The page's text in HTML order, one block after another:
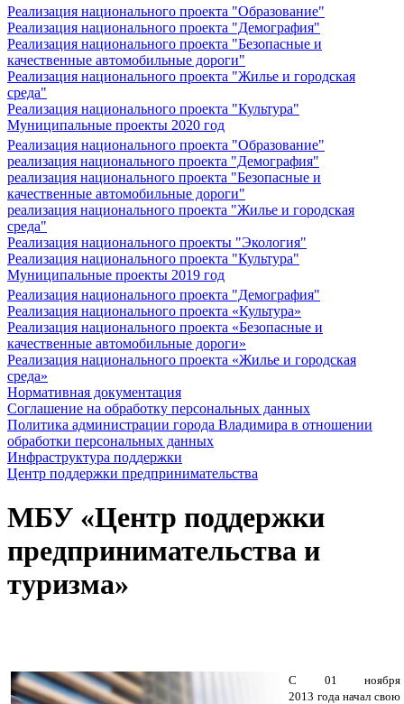
Реализация национального проекта "Образование"
Реализация национального проекта "Демография"
Реализация национального проекта "Безопасные и
качественные автомобильные дороги"
Реализация национального проекта "Жилье и городская
среда"
Реализация национального проекта "Культура"
Муниципальные проекты 2020 год
Реализация национального проекта "Образование"
реализация национального проекта "Демография"
реализация национального проекта "Безопасные и
качественные автомобильные дороги"
реализация национального проекта "Жилье и городская
среда"
Реализация национального проекты "Экология"
Реализация национального проекта "Культура"
Муниципальные проекты 2019 год
Реализация национального проекта "Демография"
Реализация национального проекта «Культура»
Реализация национального проекта «Безопасные и
качественные автомобильные дороги»
Реализация национального проекта «Жилье и городская
среда»
Нормативная документация
Соглашение на обработку персональных данных
Политика администрации города Владимира в отношении
обработки персональных данных
Инфраструктура поддержки
Центр поддержки предпринимательства
МБУ «Центр поддержки
предпринимательства и
туризма»
С 01 ноября
2013 года начал свою